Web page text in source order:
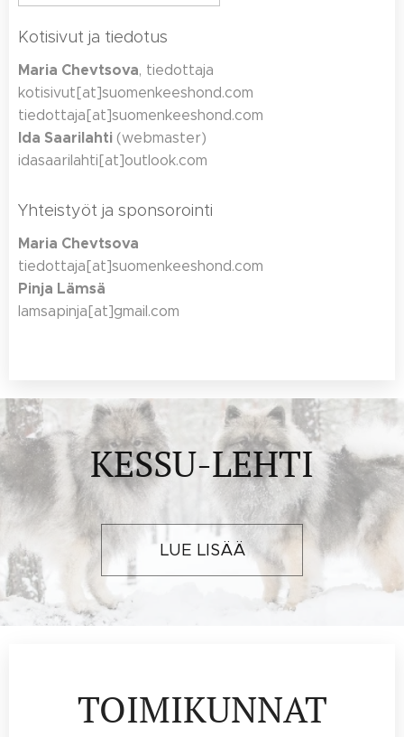
Kotisivut ja tiedotus
Maria Chevtsova, tiedottaja
kotisivut[at]suomenkeeshond.com
tiedottaja[at]suomenkeeshond.com
Ida Saarilahti (webmaster)
idasaarilahti[at]outlook.com
Yhteistyöt ja sponsorointi
Maria Chevtsova
tiedottaja[at]suomenkeeshond.com
Pinja Lämsä
lamsapinja[at]gmail.com
KESSU-LEHTI
LUE LISÄÄ
TOIMIKUNNAT